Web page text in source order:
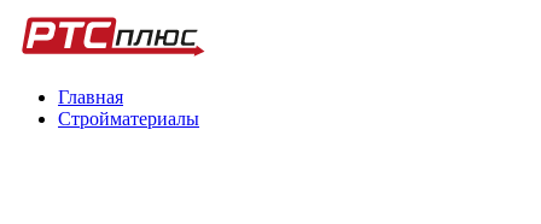
Главная
Стройматериалы